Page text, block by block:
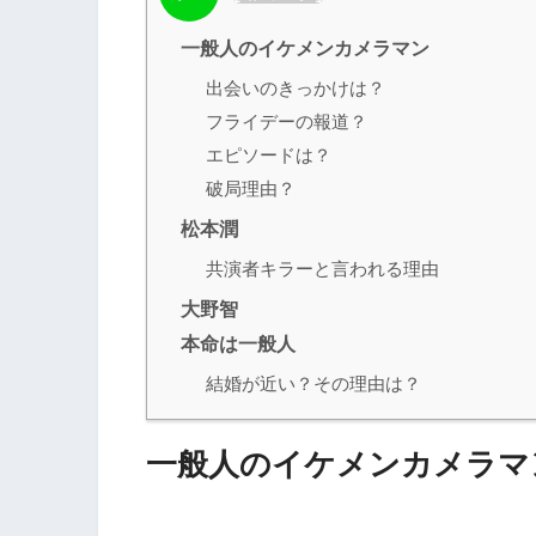
一般人のイケメンカメラマン
出会いのきっかけは？
フライデーの報道？
エピソードは？
破局理由？
松本潤
共演者キラーと言われる理由
大野智
本命は一般人
結婚が近い？その理由は？
一般人のイケメンカメラ